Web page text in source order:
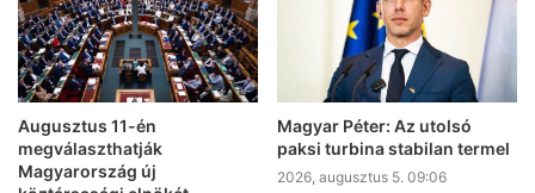
Augusztus 11-én
megválaszthatják
Magyarország új
Magyar Péter: Az utolsó
paksi turbina stabilan termel
2026, augusztus 5. 09:06